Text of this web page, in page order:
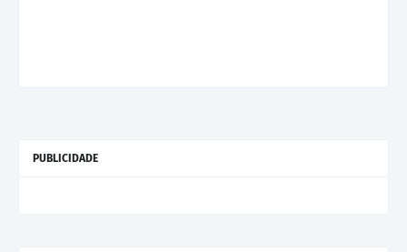
PUBLICIDADE